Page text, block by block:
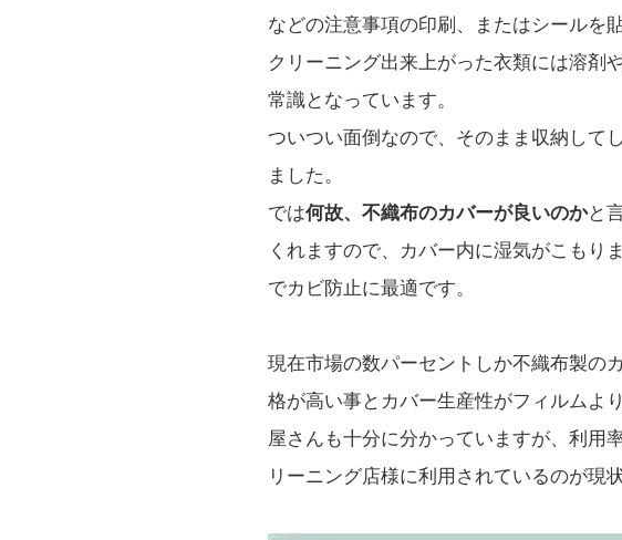
などの注意事項の印刷、またはシールを
クリーニング出来上がった衣類には溶剤
常識となっています。
ついつい面倒なので、そのまま収納して
ました。
では何故、不織布のカバーが良いのかと
くれますので、カバー内に湿気がこもり
でカビ防止に最適です。
現在市場の数パーセントしか不織布製の
格が高い事とカバー生産性がフィルムよ
屋さんも十分に分かっていますが、利用
リーニング店様に利用されているのが現状